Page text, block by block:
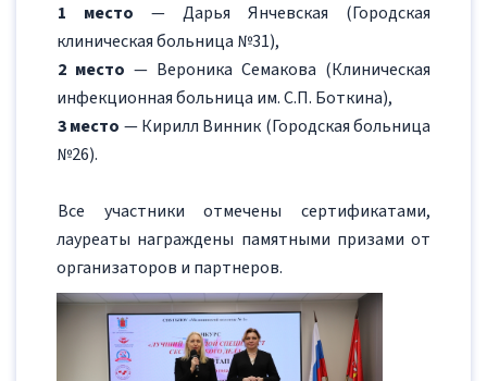
1 место — Дарья Янчевская (Городская
клиническая больница №31),
2 место — Вероника Семакова (Клиническая
инфекционная больница им. С.П. Боткина),
3 место — Кирилл Винник (Городская больница
№26).
Все участники отмечены сертификатами,
лауреаты награждены памятными призами от
организаторов и партнеров.